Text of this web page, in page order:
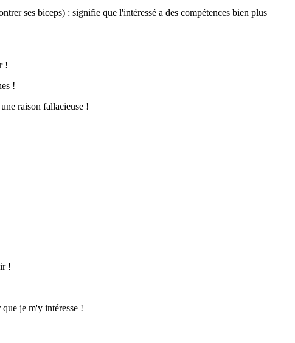
ses biceps) : signifie que l'intéressé a des compétences bien plus
!
!
raison fallacieuse !
!
je m'y intéresse !